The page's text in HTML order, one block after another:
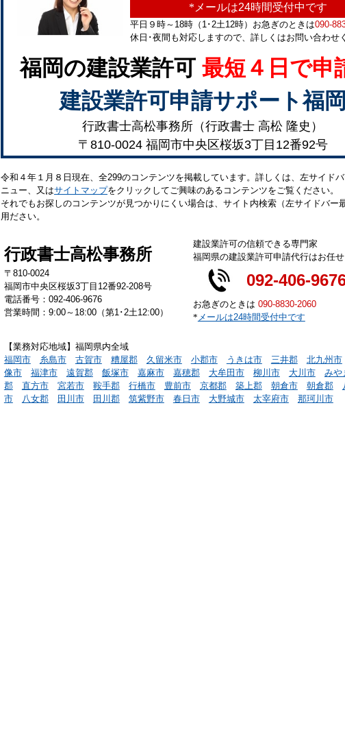
* メールは24時間受付中です
平日９時～18時（1･2土12時）お急ぎのときは090-
休日･夜間も対応しますので、詳しくはお問い合わせ
福岡の建設業許可 最短４日で申
建設業許可申請サポート福岡
行政書士高松事務所（行政書士 高松 隆史）
〒810-0024 福岡市中央区桜坂3丁目12番92号
令和４年１月８日現在、全299のコンテンツを掲載しています。詳しくは、左サイド
ニュー、又はサイトマップをクリックしてご興味のあるコンテンツをご覧ください。
それでもお探しのコンテンツが見つかりにくい場合は、サイト内検索（左サイドバー
用ださい。
行政書士高松事務所
〒810-0024
福岡市中央区桜坂3丁目12番92-208号
電話番号：092-406-9676
営業時間：9:00～18:00（第1･2土12:00）
建設業許可の信頼できる専門家
福岡県の建設業許可申請代行はお任
092-406-
お急ぎのときは 090-8830-2060
* メールは24時間受付中です
【業務対応地域】福岡県内全域
福岡市
糸島市 古賀市 糟屋郡 久留米市 小郡市 うきは市 三井郡 北九州市
像市
福津市 遠賀郡 飯塚市 嘉麻市 嘉穂郡 大牟田市 柳川市 大川市 みや
郡
直方市 宮若市 鞍手郡 行橋市 豊前市 京都郡 築上郡 朝倉市 朝倉郡
市
八女郡 田川市 田川郡 筑紫野市 春日市 大野城市 太宰府市 那珂川市